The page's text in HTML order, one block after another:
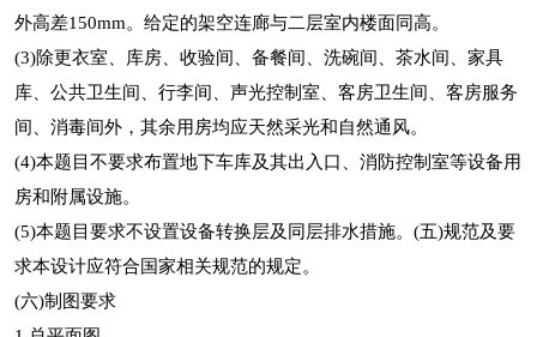
外高差150mm。给定的架空连廊与二层室内楼面同高。
(3)除更衣室、库房、收验间、备餐间、洗碗间、茶水间、家具
库、公共卫生间、行李间、声光控制室、客房卫生间、客房服务
间、消毒间外，其余用房均应天然采光和自然通风。
(4)本题目不要求布置地下车库及其出入口、消防控制室等设备用
房和附属设施。
(5)本题目要求不设置设备转换层及同层排水措施。(五)规范及要
求本设计应符合国家相关规范的规定。
(六)制图要求